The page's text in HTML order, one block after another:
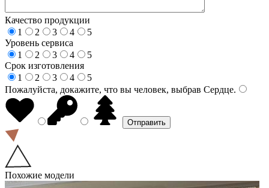
Качество продукции
1
2 3 4
5
Уровень сервиса
1
2 3 4
5
Срок изготовления
1
2 3 4
5
Пожалуйста, докажите, что вы человек, выбрав Сердце.
Похожие модели